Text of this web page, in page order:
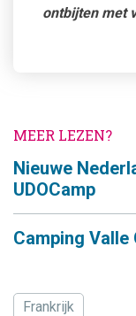
ontbijten met
MEER LEZEN?
Nieuwe
UDOCamp
Camping Valle
Frankrijk